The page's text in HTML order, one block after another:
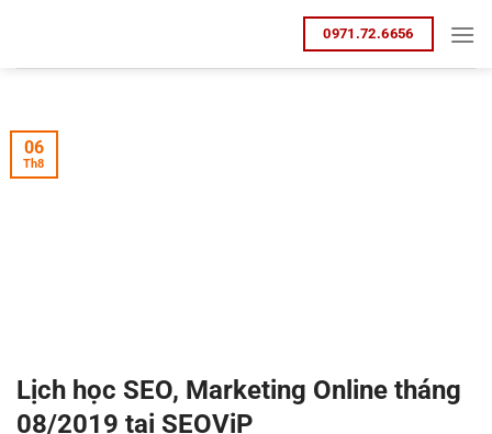
nội
0971.72.6656
Lịch học SEO, Marketing Online tháng
08/2019 tại SEOViP
06
Th8